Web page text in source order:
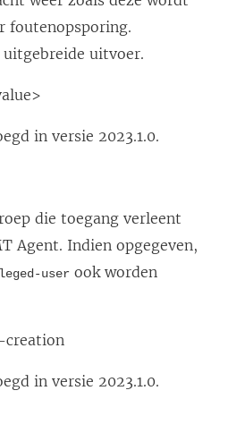
foutenopsporing.
uitgebreide uitvoer.
in versie 2023.1.0.
die toegang verleent
Agent. Indien opgegeven,
user ook worden
in versie 2023.1.0.